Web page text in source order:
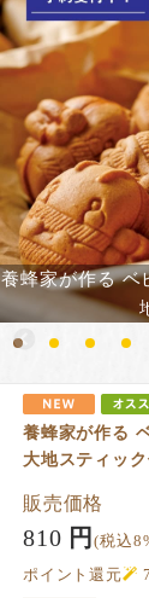
養蜂家が作る
養蜂家が作る
大地スティック
販売価格
810 円(税込
ポイント還元
7